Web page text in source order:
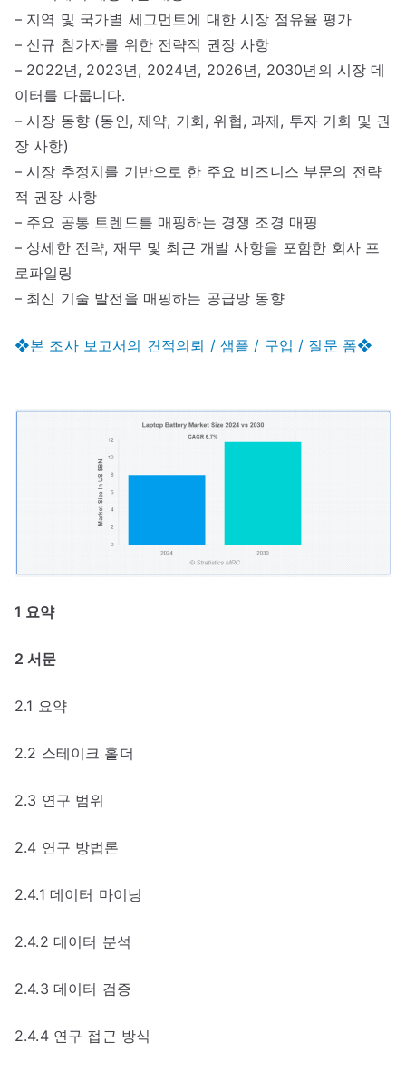
– 지역 및 국가별 세그먼트에 대한 시장 점유율 평가
– 신규 참가자를 위한 전략적 권장 사항
– 2022년, 2023년, 2024년, 2026년, 2030년의 시장 데
이터를 다룹니다.
– 시장 동향 (동인, 제약, 기회, 위협, 과제, 투자 기회 및 권
장 사항)
– 시장 추정치를 기반으로 한 주요 비즈니스 부문의 전략
적 권장 사항
– 주요 공통 트렌드를 매핑하는 경쟁 조경 매핑
– 상세한 전략, 재무 및 최근 개발 사항을 포함한 회사 프
로파일링
– 최신 기술 발전을 매핑하는 공급망 동향
❖본 조사 보고서의 견적의뢰 / 샘플 / 구입 / 질문 폼❖
1 요약
2 서문
2.1 요약
2.2 스테이크 홀더
2.3 연구 범위
2.4 연구 방법론
2.4.1 데이터 마이닝
2.4.2 데이터 분석
2.4.3 데이터 검증
2.4.4 연구 접근 방식